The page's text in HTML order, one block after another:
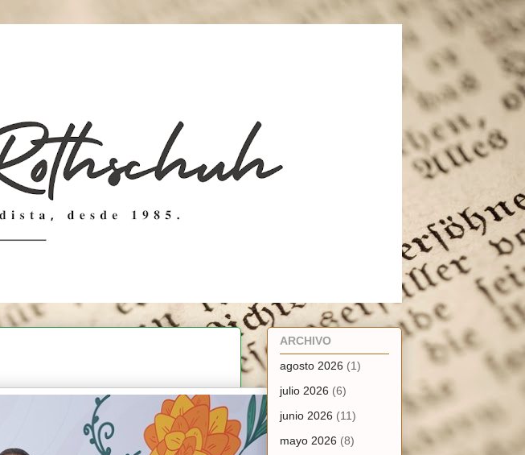
ARCHIVO
agosto 2026 (1)
julio 2026 (6)
junio 2026 (11)
mayo 2026 (8)